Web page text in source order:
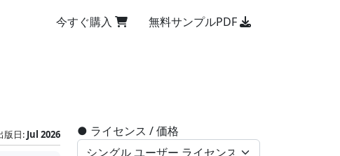
今すぐ購入 無料サンプルPDF
版日: Jul 2026 ● ライセンス / 価格